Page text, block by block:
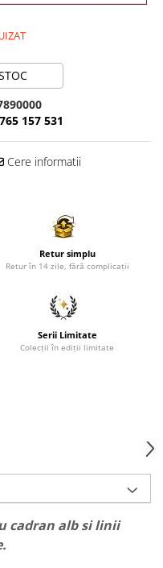
157 531
Cere informatii
Retur simplu
Retur în 14 zile, fără complicații
Serii Limitate
Colecții în ediții limitate
cadran alb si linii